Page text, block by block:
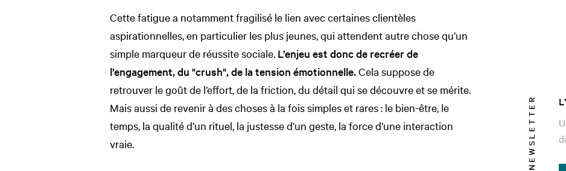
Cette fatigue a notamment fragilisé le lien avec certaines clientèles
aspirationnelles, en particulier les plus jeunes, qui attendent autre chose qu’un
simple marqueur de réussite sociale. L’enjeu est donc de recréer de
l’engagement, du "crush", de la tension émotionnelle. Cela suppose de
retrouver le goût de l’effort, de la friction, du détail qui se découvre et se mérite.
Mais aussi de revenir à des choses à la fois simples et rares : le bien-être, le
temps, la qualité d’un rituel, la justesse d’un geste, la force d’une interaction
vraie.
NEWSLETTER